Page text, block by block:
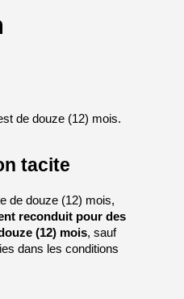
de douze (12) mois.
tacite
de douze (12) mois,
reconduit pour des
(12) mois, sauf
dans les conditions